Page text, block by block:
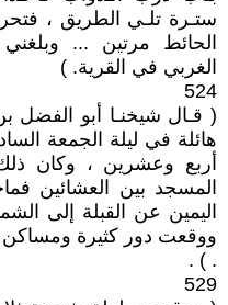
ستـرة تلـي الطريق ،
الحائط مرتين ...‏
الغربي في القرية. )
524
( قـال شيخنـا أبو الفضل
هائلة في ليلة الجمعة
أربع وعشرين ، وكان
المسجد بين العشائين
اليمين عن القبلة إلى
ووقعت دور كثيرة
. ) .‏
529